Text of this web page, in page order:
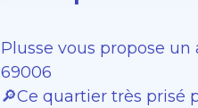
Plusse vous propose
69006
🔎Ce quartier très prisé